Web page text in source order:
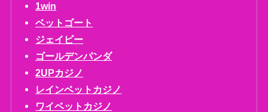
1win
ベットゴート
ジェイビー
ゴールデンパンダ
2UPカジノ
レインベットカジノ
ワイベットカジノ